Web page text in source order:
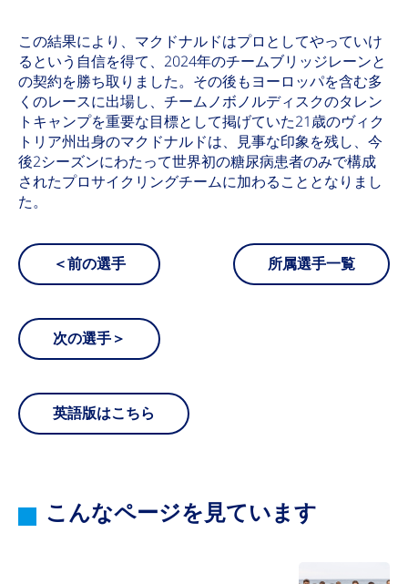
この結果により、マクドナルドはプロとしてやっていけ
るという自信を得て、2024年のチームブリッジレーンと
の契約を勝ち取りました。その後もヨーロッパを含む多
くのレースに出場し、チームノボノルディスクのタレン
トキャンプを重要な目標として掲げていた21歳のヴィク
トリア州出身のマクドナルドは、見事な印象を残し、今
後2シーズンにわたって世界初の糖尿病患者のみで構成
されたプロサイクリングチームに加わることとなりまし
た。
＜前の選手 所属選手一覧
次の選手＞
英語版はこちら
こんなページを見ています